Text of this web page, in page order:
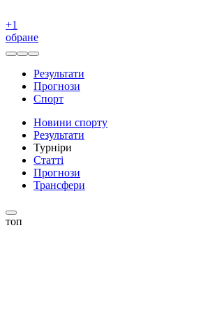
+1
обране
Результати
Прогнози
Спорт
Новини спорту
Результати
Турніри
Статті
Прогнози
Трансфери
топ